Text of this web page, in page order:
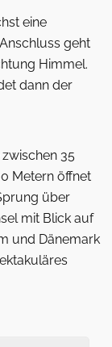
eine
geht
Himmel.
dann der
35
Metern öffnet
über
mit Blick auf
und Dänemark